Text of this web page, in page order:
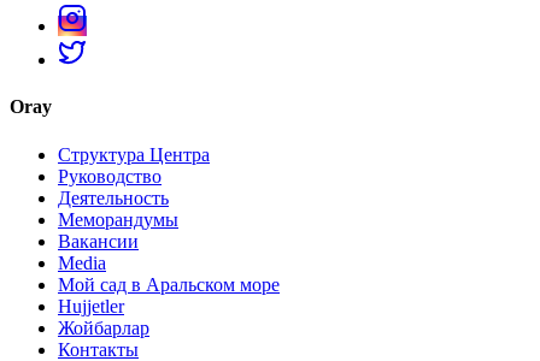
Oray
Структура Центра
Руководство
Деятельность
Меморандумы
Вакансии
Media
Мой сад в Аральском море
Hujjetler
Жойбарлар
Контакты